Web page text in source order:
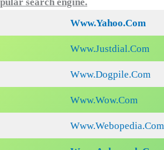
Www.Yahoo.Com
Www.Justdial.Com
Www.Dogpile.Com
Www.Wow.Com
Www.Webopedia.Com